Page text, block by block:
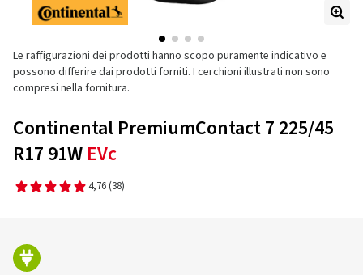
Le raffigurazioni dei prodotti hanno scopo puramente indicativo e
possono differire dai prodotti forniti. I cerchioni illustrati non sono
compresi nella fornitura.
Continental PremiumContact 7 225/45
R17 91W EVc
4,76 (38)